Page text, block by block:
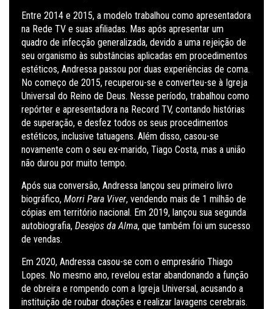
Entre 2014 e 2015, a modelo trabalhou como apresentadora
na Rede TV e suas afiliadas. Mas após apresentar um
quadro de infecção generalizada, devido a uma rejeição de
seu organismo às substâncias aplicadas em procedimentos
estéticos, Andressa passou por duas experiências de coma.
No começo de 2015, recuperou-se e converteu-se à Igreja
Universal do Reino de Deus. Nesse período, trabalhou como
repórter e apresentadora na Record TV, contando histórias
de superação, e desfez todos os seus procedimentos
estéticos, inclusive tatuagens. Além disso, casou-se
novamente com o seu ex-marido, Tiago Costa, mas a união
não durou por muito tempo.
Após sua conversão, Andressa lançou seu primeiro livro
biográfico, Morri Para Viver, vendendo mais de 1 milhão de
cópias em território nacional. Em 2019, lançou sua segunda
autobiografia, Desejos da Alma, que também foi um sucesso
de vendas.
Em 2020, Andressa casou-se com o empresário Thiago
Lopes. No mesmo ano, revelou estar abandonando a função
de obreira e rompendo com a Igreja Universal, acusando a
instituição de roubar doações e realizar lavagens cerebrais.